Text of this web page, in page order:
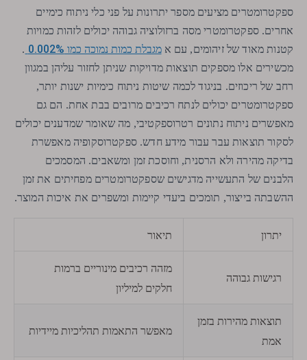
ספקטרומטרים מציעים מספר יתרונות על פני כלי ניתוח כימיים
אחרים. ספקטרומטרי מסה ברזולוציה גבוהה יכולים לזהות כמויות
קטנות מאוד של זיהומים, עם אמגבלת כמות נמוכה כמו 0.002%
.
מכשירים אלו מספקים תוצאות מדויקות שניתן לחזור עליהן במגוון
רחב של ריכוזים. בניגוד לכמה שיטות ניתוח כימיות ישנות יותר,
ספקטרומטרים יכולים לנתח רכיבים מרובים בבת אחת. הם גם
מאפשרים ניתוח נתונים רטרוספקטיבי, מה שאומר שמדענים יכולים
לסקור תוצאות עבר עבור מידע חדש. ספקטרוסקופיה מאפשרת
בדיקה מהירה ולא הרסנית, וחוסכת זמן ומשאבים. המסמכים
הלבנים של התעשייה מדגישים שספקטרומטרים מפחיתים את זמן
ההשבתה בייצור, תומכים ביעדי קיימות ומשפרים את איכות המוצר.
יתרון תיאור
רגישות גבוהה
מזהה רכיבים מינוריים ברמות
חלקים למיליון
תוצאות מהירות בזמן
אמת
מאפשר התאמות תהליכיות מיידיות